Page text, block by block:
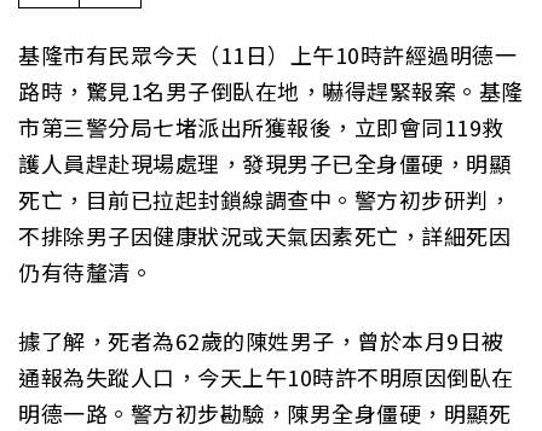
基隆市有民眾今天（11日）上午10時許經過明德一
路時，驚見1名男子倒臥在地，嚇得趕緊報案。基隆
市第三警分局七堵派出所獲報後，立即會同119救
護人員趕赴現場處理，發現男子已全身僵硬，明顯
死亡，目前已拉起封鎖線調查中。警方初步研判，
不排除男子因健康狀況或天氣因素死亡，詳細死因
仍有待釐清。
據了解，死者為62歲的陳姓男子，曾於本月9日被
通報為失蹤人口，今天上午10時許不明原因倒臥在
明德一路。警方初步勘驗，陳男全身僵硬，明顯死